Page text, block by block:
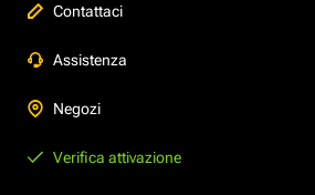
Contattaci
Assistenza
Negozi
Verifica attivazione